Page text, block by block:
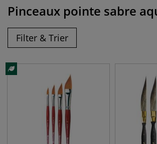
Pinceaux pointe sabre
Filter & Trier